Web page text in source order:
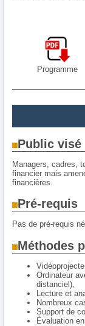
Programme
Public visé
Managers, cadres,
financier mais
financières.
Pré-requis
Pas de pré-requis
Méthodes
Ordinateur
distanciel),
Lecture et
Nombreux
Support de
Évaluation